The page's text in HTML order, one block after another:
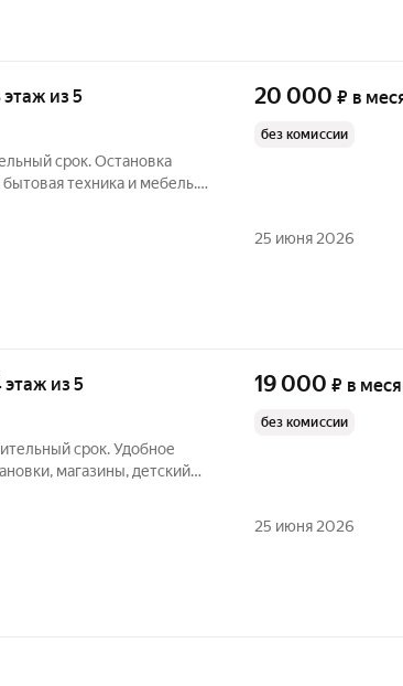
этаж из 5
срок. Остановка
техника и мебель.
с детьми. Развитая
20 000 ₽ в
без комиссии
25 июня 2026
этаж из 5
срок. Удобное
магазины, детский
19 000 ₽ в
без комиссии
25 июня 2026